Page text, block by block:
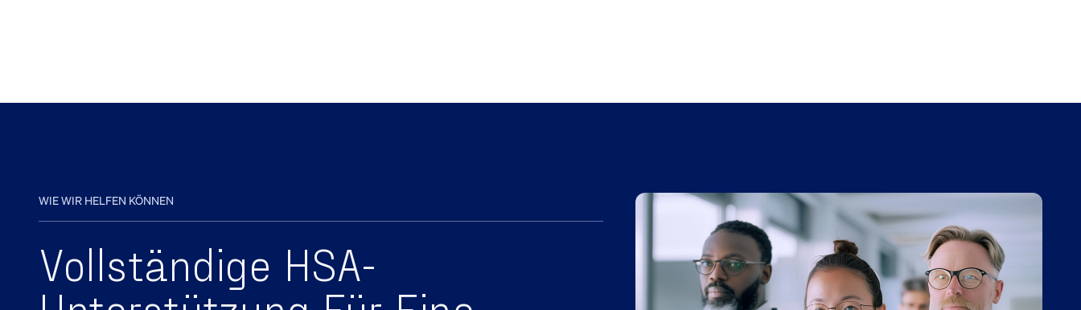
WIE WIR HELFEN KÖNNEN
Vollständige HSA-